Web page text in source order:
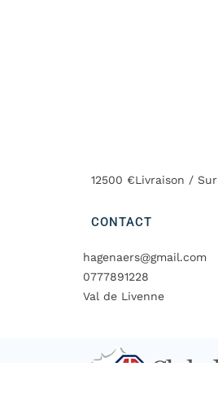
12500 €Livraison /
CONTACT
hagenaers@gmail.com
0777891228
Val de Livenne